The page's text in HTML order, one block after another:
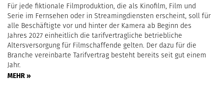
Für jede fiktionale Filmproduktion, die als Kinofilm, Film und
Serie im Fernsehen oder in Streamingdiensten erscheint, soll für
alle Beschäftigte vor und hinter der Kamera ab Beginn des
Jahres 2027 einheitlich die tarifvertragliche betriebliche
Altersversorgung für Filmschaffende gelten. Der dazu für die
Branche vereinbarte Tarifvertrag besteht bereits seit gut einem
Jahr.
MEHR »